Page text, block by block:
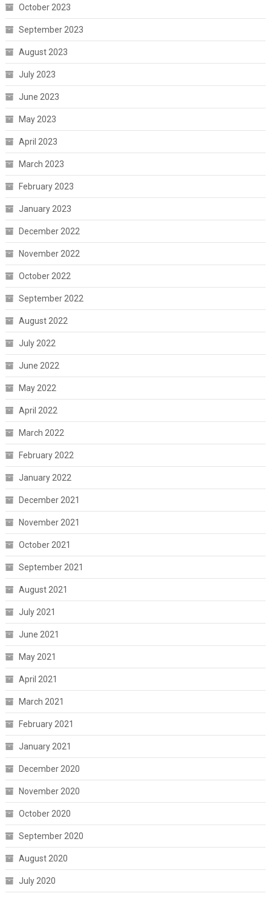
October 2023
September 2023
August 2023
July 2023
June 2023
May 2023
April 2023
March 2023
February 2023
January 2023
December 2022
November 2022
October 2022
September 2022
August 2022
July 2022
June 2022
May 2022
April 2022
March 2022
February 2022
January 2022
December 2021
November 2021
October 2021
September 2021
August 2021
July 2021
June 2021
May 2021
April 2021
March 2021
February 2021
January 2021
December 2020
November 2020
October 2020
September 2020
August 2020
July 2020